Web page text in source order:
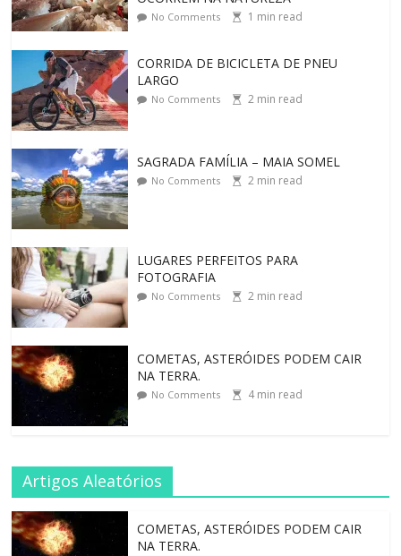
No Comments 1 min read
CORRIDA DE BICICLETA DE PNEU
LARGO
No Comments 2 min read
SAGRADA FAMÍLIA – MAIA SOMEL
No Comments 2 min read
LUGARES PERFEITOS PARA
FOTOGRAFIA
No Comments 2 min read
COMETAS, ASTERÓIDES PODEM CAIR
NA TERRA.
No Comments 4min read
Artigos Aleatórios
COMETAS, ASTERÓIDES PODEM CAIR
NA TERRA.